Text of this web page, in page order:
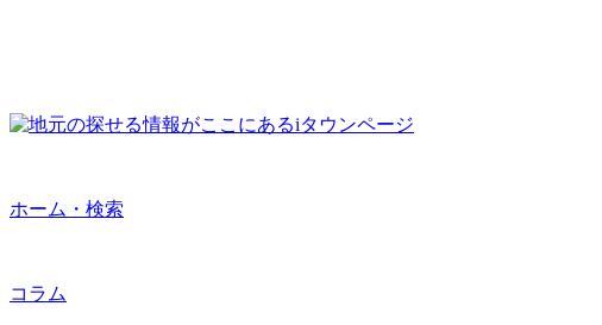
ホーム・検索
コラム